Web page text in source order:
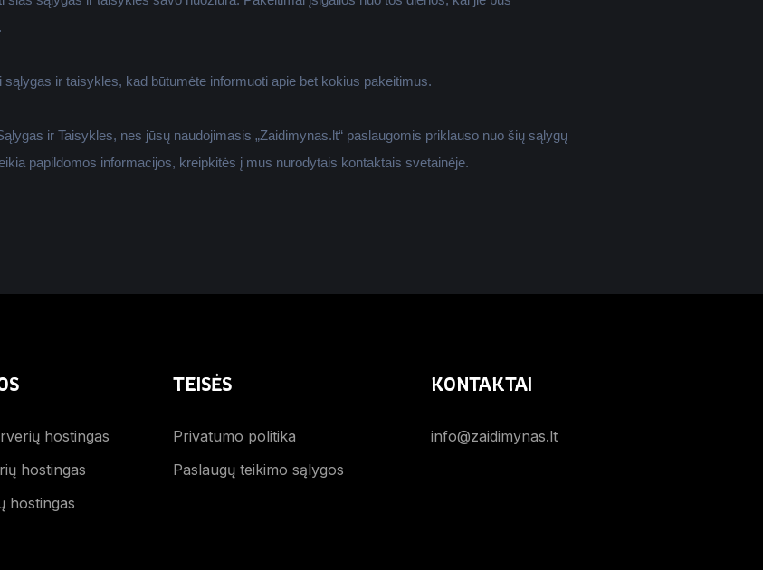
ir taisykles, kad būtumėte informuoti apie bet kokius pakeitimus.
ir Taisykles, nes jūsų naudojimasis „Zaidimynas.lt“ paslaugomis priklauso nuo šių sąlygų
papildomos informacijos, kreipkitės į mus nurodytais kontaktais svetainėje.
hostingas
hostingas
hostingas
TEISĖS
Privatumo politika
Paslaugų teikimo sąlygos
KONTAKTAI
info@zaidimynas.lt